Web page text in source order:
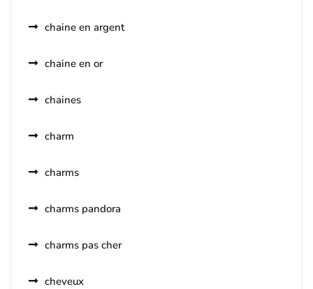
chaine en argent
chaine en or
chaines
charm
charms
charms pandora
charms pas cher
cheveux